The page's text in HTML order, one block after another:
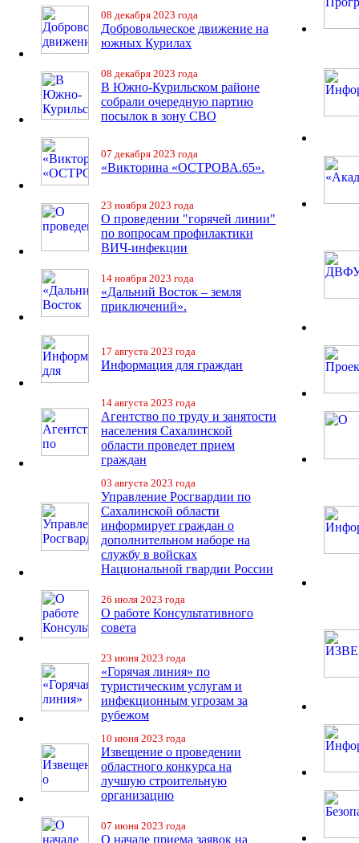
08 декабря 2023 года
Добровольческое движение на
южных Курилах
08 декабря 2023 года
В Южно-Курильском районе
собрали очередную партию
посылок в зону СВО
07 декабря 2023 года
«Викторина «ОСТРОВА.65».
23 ноября 2023 года
О проведении "горячей линии"
по вопросам профилактики
ВИЧ-инфекции
14 ноября 2023 года
«Дальний Восток – земля
приключений».
17 августа 2023 года
Информация для граждан
14 августа 2023 года
Агентство по труду и занятости
населения Сахалинской
области проведет прием
граждан
03 августа 2023 года
Управление Росгвардии по
Сахалинской области
информирует граждан о
дополнительном наборе на
службу в войсках
Национальной гвардии России
26 июля 2023 года
О работе Консультативного
совета
23 июня 2023 года
«Горячая линия» по
туристическим услугам и
инфекционным угрозам за
рубежом
10 июня 2023 года
Извещение о проведении
областного конкурса на
лучшую строительную
организацию
07 июня 2023 года
О начале приема заявок на